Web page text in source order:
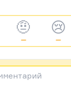
🤨
—
😢
—